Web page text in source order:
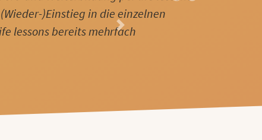
)Einstieg in die einzelnen
lessons bereits mehrfach
Next